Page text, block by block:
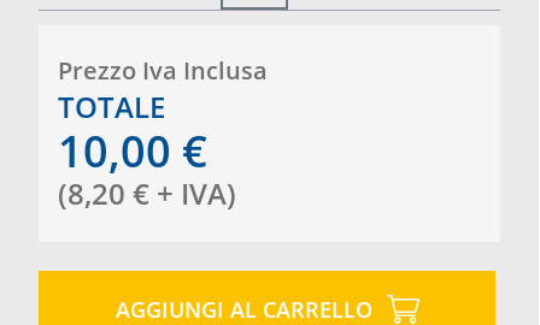
Prezzo Iva Inclusa
TOTALE
10,00 €
(8,20 € + IVA)
AGGIUNGI AL CARRELLO